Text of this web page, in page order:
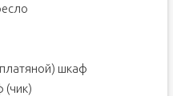
шкаф
(чик)